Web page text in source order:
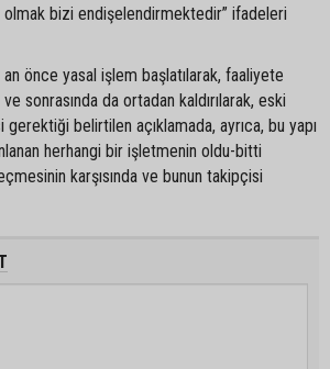
olmak bizi endişelendirmektedir” ifadeleri
an önce yasal işlem başlatılarak, faaliyete
sonrasında da ortadan kaldırılarak, eski
belirtilen açıklamada, ayrıca, bu yapı
herhangi bir işletmenin oldu-bitti
karşısında ve bunun takipçisi